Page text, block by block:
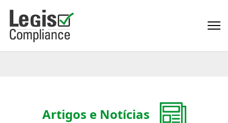
Artigos e Notícias